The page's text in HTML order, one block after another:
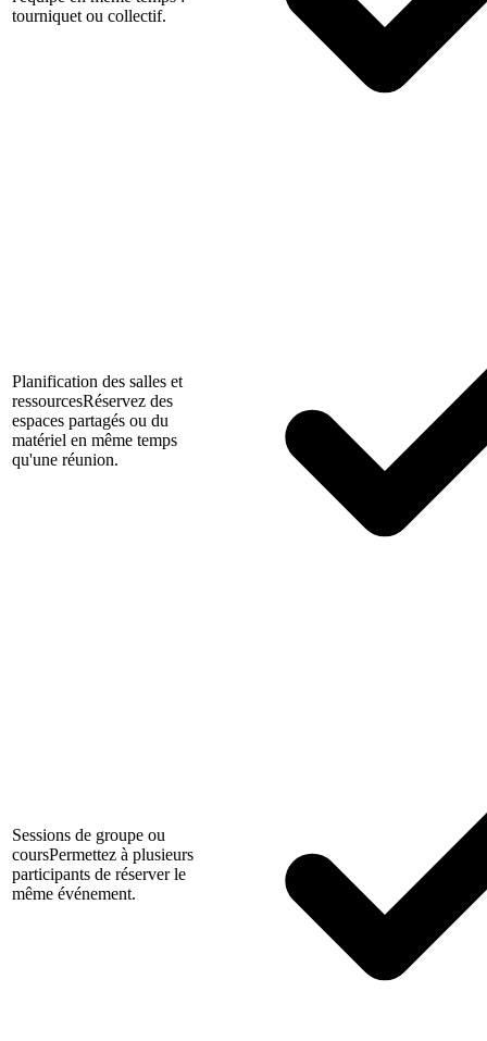
tourniquet ou collectif.
Planification des salles et
ressourcesRéservez des
espaces partagés ou du
matériel en même temps
qu'une réunion.
Sessions de groupe ou
coursPermettez à plusieurs
participants de réserver le
même événement.